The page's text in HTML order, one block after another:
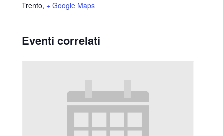
Trento, + Google Maps
Eventi correlati